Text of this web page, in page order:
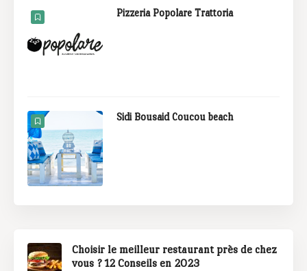
Pizzeria Popolare Trattoria
Sidi Bousaid Coucou beach
Choisir le meilleur restaurant près de chez
vous ? 12 Conseils en 2023